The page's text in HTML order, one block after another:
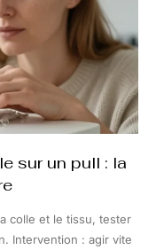
sur un pull : la
colle et le tissu, tester
Intervention : agir vite